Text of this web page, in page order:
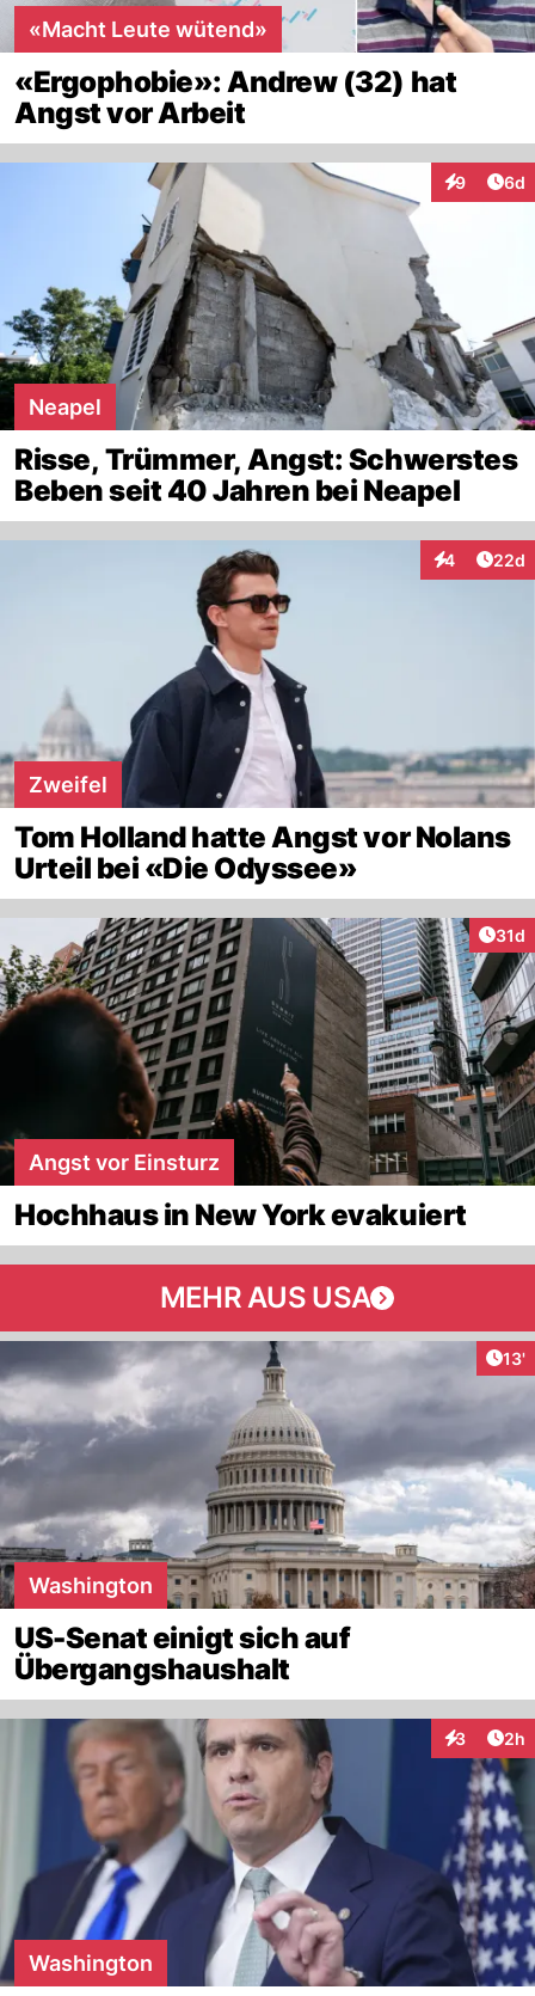
«Macht Leute wütend»
«Ergophobie»: Andrew (32) hat
Angst vor Arbeit
9 6d
Neapel
Risse, Trümmer, Angst: Schwerstes
Beben seit 40 Jahren bei Neapel
4
Interaktionen
22d
Zweifel
Tom Holland hatte Angst vor Nolans
Urteil bei «Die Odyssee»
31d
Angst vor Einsturz
Hochhaus in New York evakuiert
MEHR AUS USA
13'
Washington
US-Senat einigt sich auf
Übergangshaushalt
3 2h
Washington